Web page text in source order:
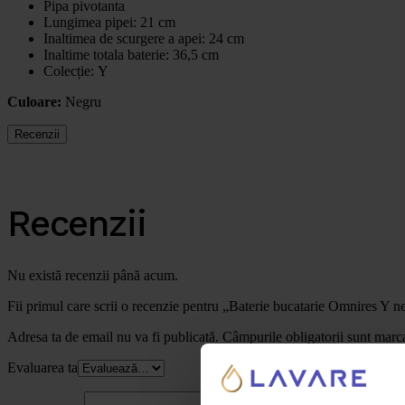
Pipa pivotanta
Lungimea pipei: 21 cm
Inaltimea de scurgere a apei: 24 cm
Inaltime totala baterie: 36,5 cm
Colecție: Y
Culoare: Negru
Recenzii
Recenzii
Nu există recenzii până acum.
Fii primul care scrii o recenzie pentru „Baterie bucatarie Omnires Y
Adresa ta de email nu va fi publicată. Câmpurile obligatorii sunt
Evaluarea ta